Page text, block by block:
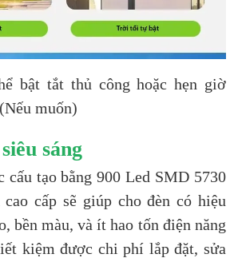
bật tắt thủ công hoặc hẹn giờ
muốn)
sáng
cấu tạo bằng 900 Led SMD 5730
cấp sẽ giúp cho đèn có hiệu
bền màu, và ít hao tốn điện năng
kiệm được chi phí lắp đặt, sửa